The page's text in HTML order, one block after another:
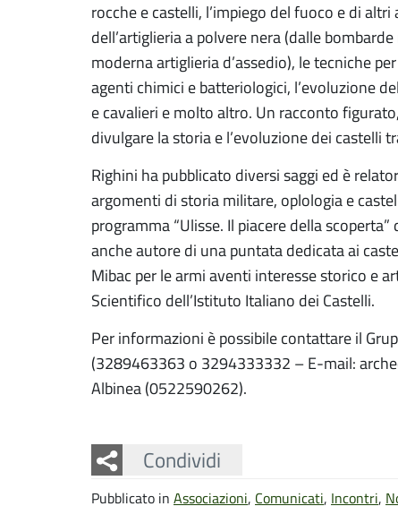
rocche e castelli, l’impiego del fuoco e di
dell’artiglieria a polvere nera (dalle
moderna artiglieria d’assedio), le tecniche
agenti chimici e batteriologici, l’evoluzione
e cavalieri e molto altro. Un racconto
divulgare la storia e l’evoluzione dei castelli
Righini ha pubblicato diversi saggi ed è
argomenti di storia militare, oplologia e
programma “Ulisse. Il piacere della
anche autore di una puntata dedicata ai
Mibac per le armi aventi interesse storico e
Scientifico dell’Istituto Italiano dei Castelli.
Per informazioni è possibile contattare il
(3289463363 o 3294333332 – E-mail:
Albinea (0522590262).
Condividi
Facebook
Twitter
Whatsapp
Pubblicato in Associazioni, Comunicati, Incontri,